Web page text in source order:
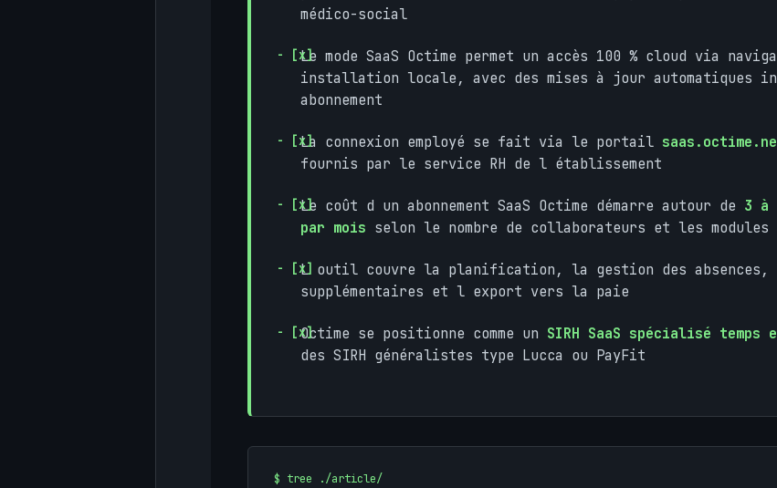
médico-social
Le mode SaaS Octime permet un accès 100 % cloud via
installation locale, avec des mises à jour automatiques
abonnement
La connexion employé se fait via le portail
fournis par le service RH de l établissement
Le coût d un abonnement SaaS Octime démarre autour de 3 à
par mois selon le nombre de collaborateurs et les modules
L outil couvre la planification, la gestion des absences,
supplémentaires et l export vers la paie
Octime se positionne comme un SIRH SaaS spécialisé
des SIRH généralistes type Lucca ou PayFit